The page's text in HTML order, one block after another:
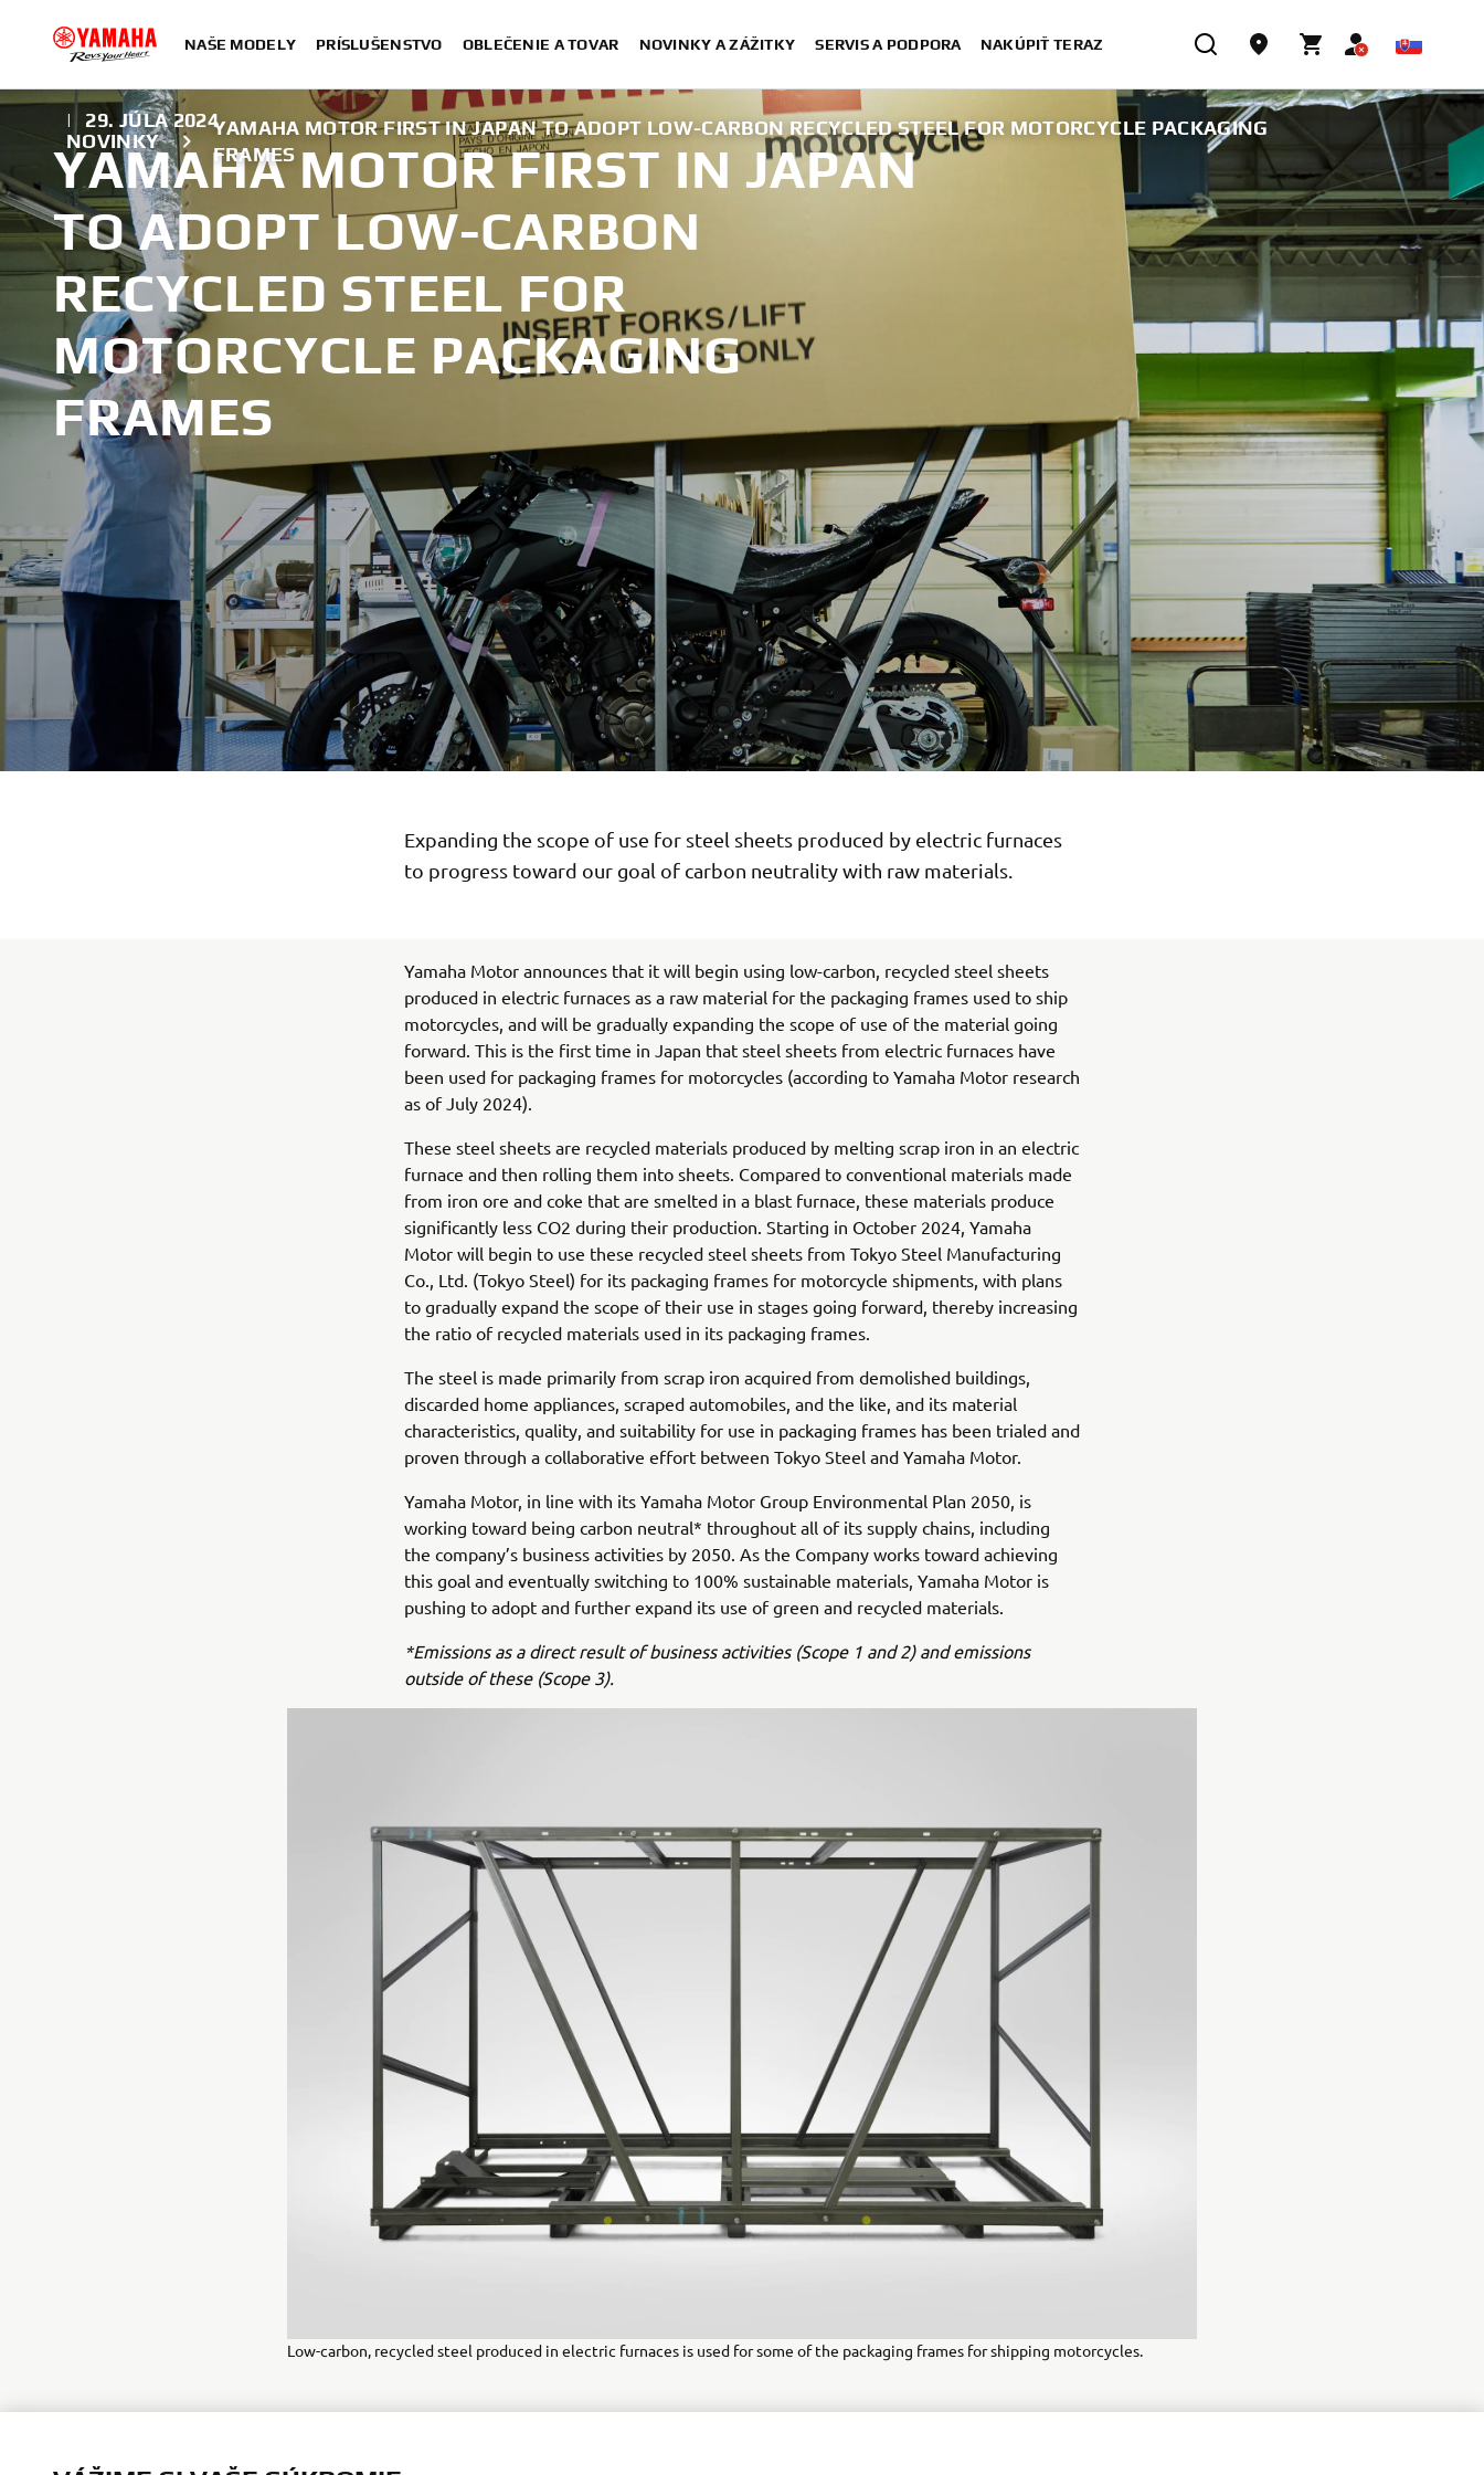
NAŠE MODELY PRÍSLUŠENSTVO OBLEČENIE A TOVAR NOVINKY A ZÁŽITKY SERVIS A PODPORA NAKÚPIŤ TERAZ
NOVINKY
YAMAHA MOTOR FIRST IN JAPAN TO ADOPT LOW-CARBON RECYCLED STEEL FOR MOTORCYCLE PACKAGING
FRAMES
| 29. JÚLA 2024
YAMAHA MOTOR FIRST IN JAPAN
TO ADOPT LOW-CARBON
RECYCLED STEEL FOR
MOTORCYCLE PACKAGING
FRAMES
Expanding the scope of use for steel sheets produced by electric furnaces
to progress toward our goal of carbon neutrality with raw materials.
Yamaha Motor announces that it will begin using low-carbon, recycled steel sheets
produced in electric furnaces as a raw material for the packaging frames used to ship
motorcycles, and will be gradually expanding the scope of use of the material going
forward. This is the first time in Japan that steel sheets from electric furnaces have
been used for packaging frames for motorcycles (according to Yamaha Motor research
as of July 2024).
These steel sheets are recycled materials produced by melting scrap iron in an electric
furnace and then rolling them into sheets. Compared to conventional materials made
from iron ore and coke that are smelted in a blast furnace, these materials produce
significantly less CO2 during their production. Starting in October 2024, Yamaha
Motor will begin to use these recycled steel sheets from Tokyo Steel Manufacturing
Co., Ltd. (Tokyo Steel) for its packaging frames for motorcycle shipments, with plans
to gradually expand the scope of their use in stages going forward, thereby increasing
the ratio of recycled materials used in its packaging frames.
The steel is made primarily from scrap iron acquired from demolished buildings,
discarded home appliances, scraped automobiles, and the like, and its material
characteristics, quality, and suitability for use in packaging frames has been trialed and
proven through a collaborative effort between Tokyo Steel and Yamaha Motor.
Yamaha Motor, in line with its Yamaha Motor Group Environmental Plan 2050, is
working toward being carbon neutral* throughout all of its supply chains, including
the company’s business activities by 2050. As the Company works toward achieving
this goal and eventually switching to 100% sustainable materials, Yamaha Motor is
pushing to adopt and further expand its use of green and recycled materials.
*Emissions as a direct result of business activities (Scope 1 and 2) and emissions
outside of these (Scope 3).
Low-carbon, recycled steel produced in electric furnaces is used for some of the packaging frames for shipping motorcycles.